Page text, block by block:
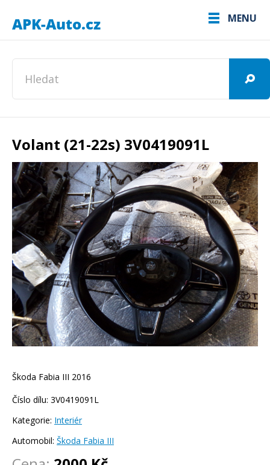
MENU
Volant (21-22s) 3V0419091L
Škoda Fabia III 2016
Číslo dílu: 3V0419091L
Kategorie: Interiér
Automobil: Škoda Fabia III